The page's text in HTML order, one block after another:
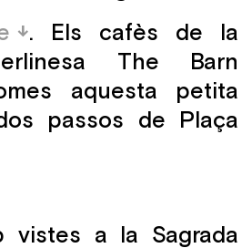
. Els cafès de la
The Barn
aquesta petita
passos de Plaça
vistes a la Sagrada